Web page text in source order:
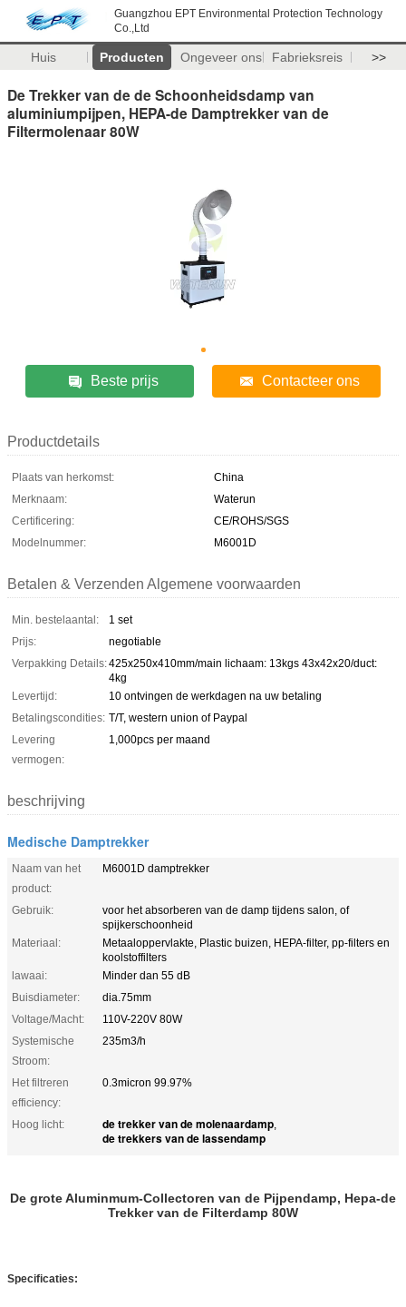
Guangzhou EPT Environmental Protection Technology
Co.,Ltd
Huis Producten Ongeveer ons Fabrieksreis >>
De Trekker van de de Schoonheidsdamp van
aluminiumpijpen, HEPA-de Damptrekker van de
Filtermolenaar 80W
Beste prijs Contacteer ons
Productdetails
Plaats van herkomst:
China
Merknaam:
Waterun
Certificering:
CE/ROHS/SGS
Modelnummer:
M6001D
Betalen & Verzenden Algemene voorwaarden
Min. bestelaantal:
1 set
Prijs:
negotiable
Verpakking Details:425x250x410mm/main lichaam: 13kgs 43x42x20/duct:
4kg
Levertijd:
10 ontvingen de werkdagen na uw betaling
Betalingscondities: T/T, western union of Paypal
Levering
vermogen:
1,000pcs per maand
beschrijving
Medische Damptrekker
Naam van het
product:
M6001D damptrekker
Gebruik:
voor het absorberen van de damp tijdens salon, of
spijkerschoonheid
Materiaal:
Metaaloppervlakte, Plastic buizen, HEPA-filter, pp-filters en
koolstoffilters
lawaai:
Minder dan 55 dB
Buisdiameter:
dia.75mm
Voltage/Macht:
110V-220V 80W
Systemische
Stroom:
235m3/h
Het filtreren
efficiency:
0.3micron 99.97%
Hoog licht: de trekker van de molenaardamp,
de trekkers van de lassendamp
De grote Aluminmum-Collectoren van de Pijpendamp, Hepa-de
Trekker van de Filterdamp 80W
Specificaties: